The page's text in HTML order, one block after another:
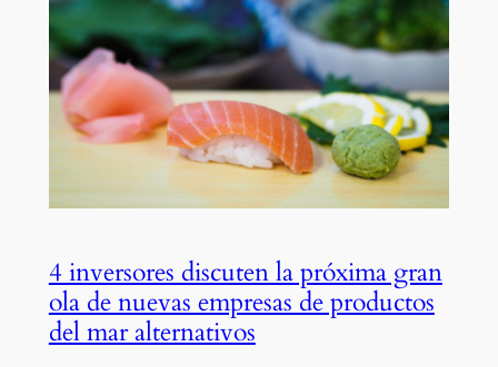
4 inversores discuten la próxima gran
ola de nuevas empresas de productos
del mar alternativos